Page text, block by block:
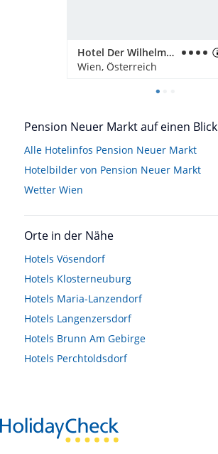
Hotel Der Wilhelmshof
Wien, Österreich
Pension Neuer Markt auf einen Blick
Alle Hotelinfos Pension Neuer Markt
Hotelbilder von Pension Neuer Markt
Wetter Wien
Orte in der Nähe
Hotels Vösendorf
Hotels Klosterneuburg
Hotels Maria-Lanzendorf
Hotels Langenzersdorf
Hotels Brunn Am Gebirge
Hotels Perchtoldsdorf